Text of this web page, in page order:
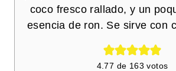
coco fresco rallado, y un
esencia de ron. Se sirve con
4.77 de 163 votos